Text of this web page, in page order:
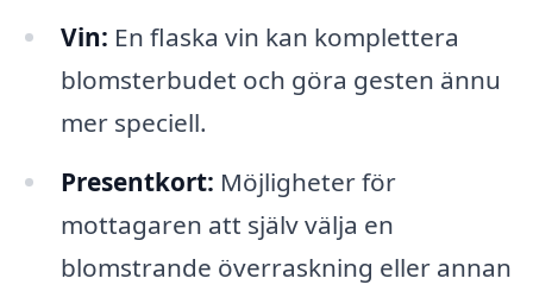
Vin: En flaska vin kan komplettera
blomsterbudet och göra gesten ännu
mer speciell.
Presentkort: Möjligheter för
mottagaren att själv välja en
blomstrande överraskning eller annan